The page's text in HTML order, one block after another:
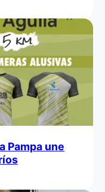
Pampa une